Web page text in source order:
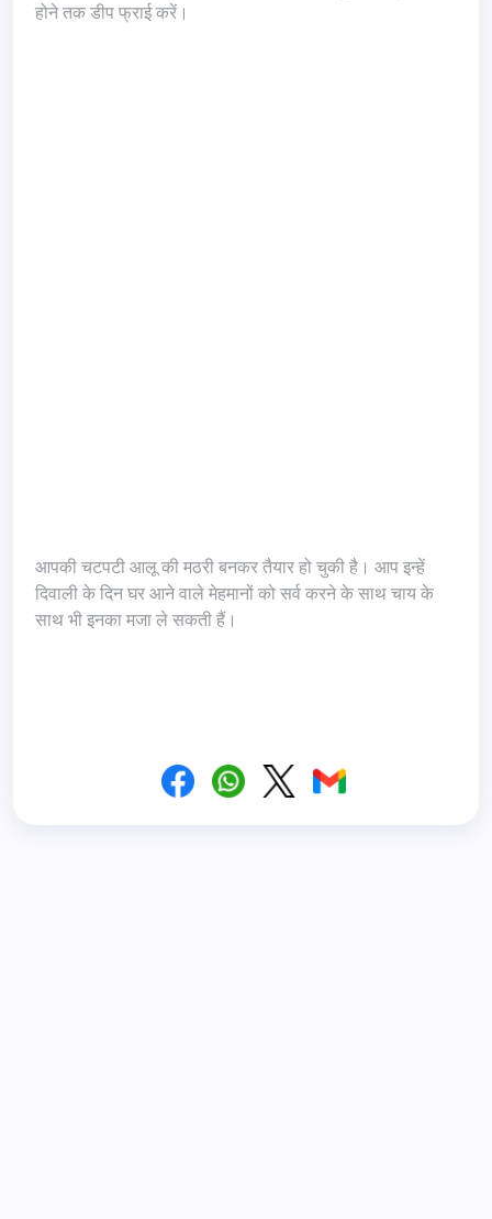
होने तक डीप फ्राई करें।
आपकी चटपटी आलू की मठरी बनकर तैयार हो चुकी है। आप इन्हें
दिवाली के दिन घर आने वाले मेहमानों को सर्व करने के साथ चाय के
साथ भी इनका मजा ले सकती हैं।